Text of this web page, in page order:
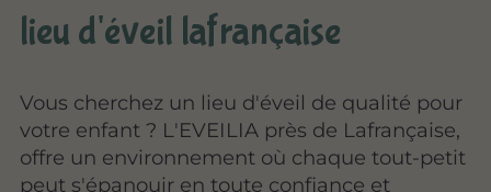
lieu d'éveil lafrançaise
Vous cherchez un lieu d'éveil de qualité pour
votre enfant ? L'EVEILIA près de Lafrançaise,
offre un environnement où chaque tout-petit
peut s'épanouir en toute confiance et